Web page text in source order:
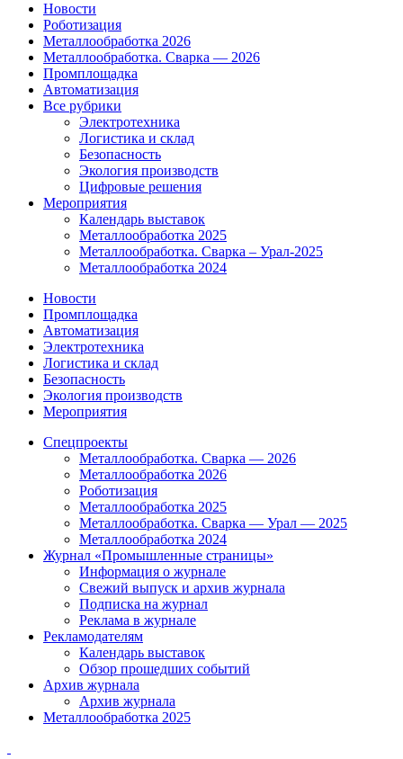
Новости
Роботизация
Металлообработка 2026
Металлообработка. Сварка — 2026
Промплощадка
Автоматизация
Все рубрики
Электротехника
Логистика и склад
Безопасность
Экология производств
Цифровые решения
Мероприятия
Календарь выставок
Металлообработка 2025
Металлообработка. Сварка – Урал-2025
Металлообработка 2024
Новости
Промплощадка
Автоматизация
Электротехника
Логистика и склад
Безопасность
Экология производств
Мероприятия
Спецпроекты
Металлообработка. Сварка — 2026
Металлообработка 2026
Роботизация
Металлообработка 2025
Металлообработка. Сварка — Урал — 2025
Металлообработка 2024
Журнал «Промышленные страницы»
Информация о журнале
Свежий выпуск и архив журнала
Подписка на журнал
Реклама в журнале
Рекламодателям
Календарь выставок
Обзор прошедших событий
Архив журнала
Архив журнала
Металлообработка 2025